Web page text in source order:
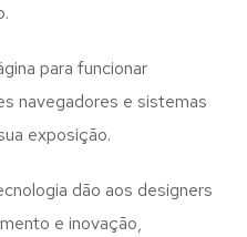
para funcionar
navegadores e sistemas
exposição.
dão aos designers
e inovação,